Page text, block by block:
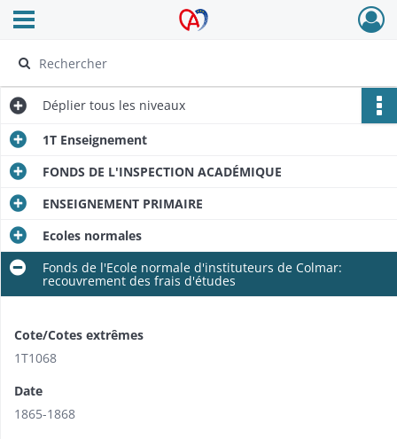
Archives Alsace - Colmar
Ouvrir le menu déroulant
Déplier tous les niveaux
1T Enseignement
FONDS DE L'INSPECTION ACADÉMIQUE
ENSEIGNEMENT PRIMAIRE
Ecoles normales
Fonds de l'Ecole normale d'instituteurs de Colmar:
recouvrement des frais d'études
Cote/Cotes extrêmes
1T1068
Date
1865-1868